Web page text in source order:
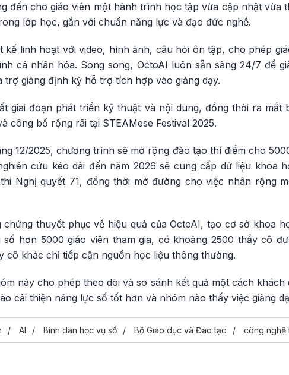
đến cho giáo viên một hành trình học tập vừa cập nhật vừa
lớp học, gắn với chuẩn năng lực và đạo đức nghề.
kế linh hoạt với video, hình ảnh, câu hỏi ôn tập, cho phép
cá nhân hóa. Song song, OctoAI luôn sẵn sàng 24/7 để
trợ giảng định kỳ hỗ trợ tích hợp vào giảng dạy.
giai đoạn phát triển kỹ thuật và nội dung, đồng thời ra mắt
công bố rộng rãi tại STEAMese Festival 2025.
12/2025, chương trình sẽ mở rộng đào tạo thí điểm cho
cứu kéo dài đến năm 2026 sẽ cung cấp dữ liệu khoa
Nghị quyết 71, đồng thời mở đường cho việc nhân rộng
thuyết phục về hiệu quả của OctoAI, tạo cơ sở khoa
hơn 5000 giáo viên tham gia, có khoảng 2500 thầy cô
cô khác chỉ tiếp cận nguồn học liệu thông thường.
này cho phép theo dõi và so sánh kết quả một cách khách
cải thiện năng lực số tốt hơn và nhóm nào thấy việc giảng
AI Bình dân học vụ số Bộ Giáo dục và Đào tạo công nghệ